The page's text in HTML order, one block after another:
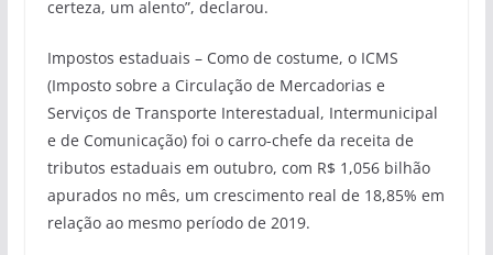
certeza, um alento”, declarou.
Impostos estaduais – Como de costume, o ICMS
(Imposto sobre a Circulação de Mercadorias e
Serviços de Transporte Interestadual, Intermunicipal
e de Comunicação) foi o carro-chefe da receita de
tributos estaduais em outubro, com R$ 1,056 bilhão
apurados no mês, um crescimento real de 18,85% em
relação ao mesmo período de 2019.